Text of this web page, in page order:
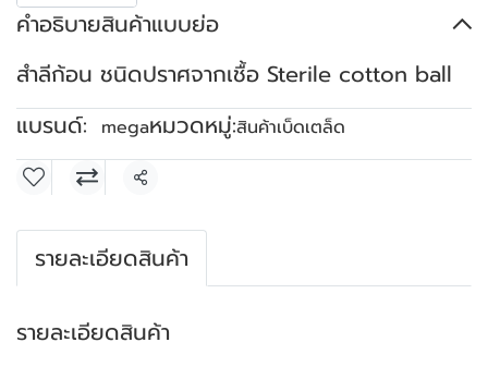
คำอธิบายสินค้าแบบย่อ
สำลีก้อน ชนิดปราศจากเชื้อ Sterile cotton ball
แบรนด์:
megaหมวดหมู่:สินค้าเบ็ดเตล็ด
แชร์
รายละเอียดสินค้า
รายละเอียดสินค้า